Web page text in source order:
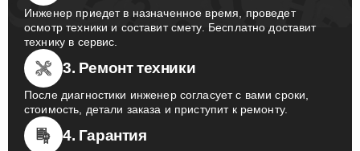
Инженер приедет в назначенное время, проведет
осмотр техники и составит смету. Бесплатно доставит
технику в сервис.
3. Ремонт техники
После диагностики инженер согласует с вами сроки,
стоимость, детали заказа и приступит к ремонту.
4. Гарантия